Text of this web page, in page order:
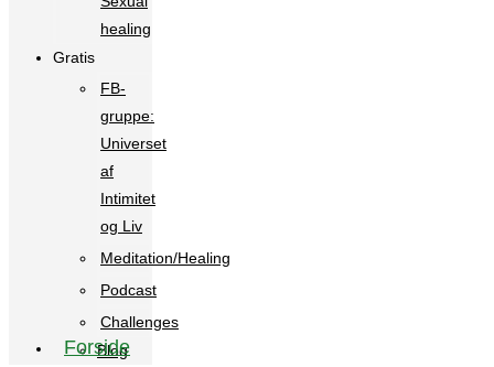
healing
Gratis
FB-
gruppe:
Universet
af
Intimitet
og Liv
Meditation/Healing
Podcast
Challenges
Blog
Forside